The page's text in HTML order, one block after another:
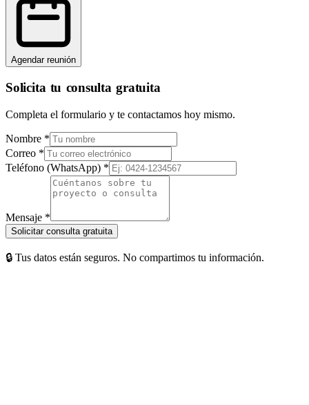
Agendar reunión
Solicita tu consulta gratuita
Completa el formulario y te contactamos hoy mismo.
Nombre *
Correo *
Teléfono (WhatsApp) *
Mensaje *
Solicitar consulta gratuita
🔒 Tus datos están seguros. No compartimos tu información.